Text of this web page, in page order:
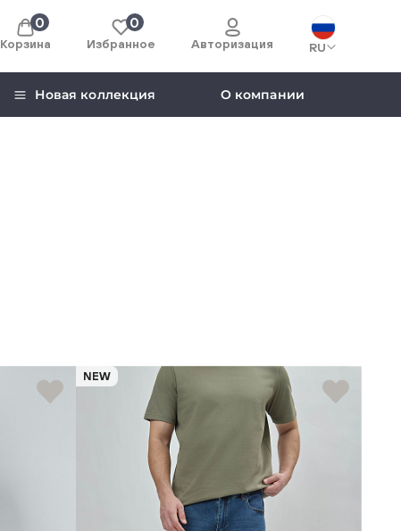
Корзина
0 0
Избранное Авторизация RU
Новая коллекция О компании
NEW